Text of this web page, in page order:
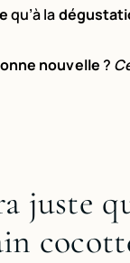
qu’à la
nouvelle ?
juste